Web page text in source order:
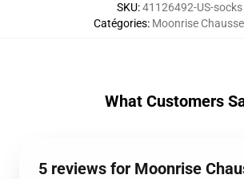
SKU:41126492-US-socks
Catégories: Moonrise
What Customers
5 reviews for Moonrise